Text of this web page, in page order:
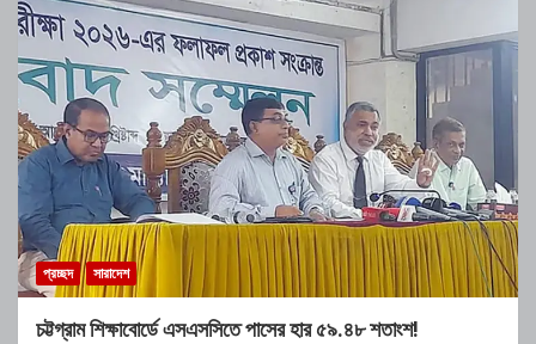
প্রচ্ছদ সারাদেশ
চট্টগ্রাম শিক্ষাবোর্ডে এসএসসিতে পাসের হার ৫৯.৪৮ শতাংশ!